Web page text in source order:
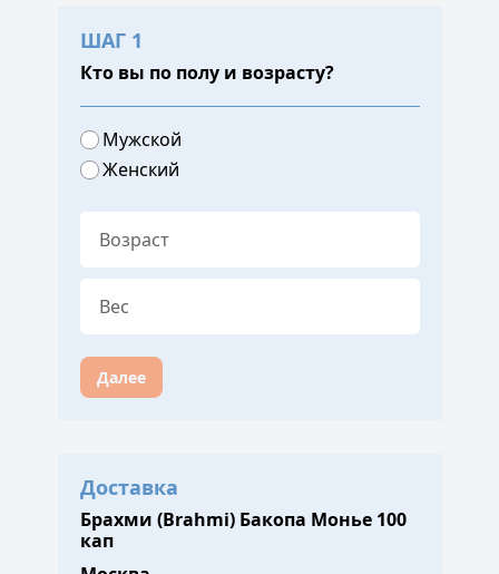
ШАГ 1
Кто вы по полу и возрасту?
Мужской
Женский
Далее
Доставка
Брахми (Brahmi) Бакопа Монье 100
кап